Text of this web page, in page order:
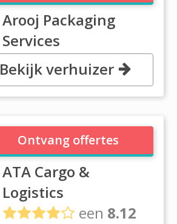
Arooj Packaging
Services
, P.O.Box: 122458, Dubai
Bekijk verhuizer
ATA Cargo & Logistics
ATA Cargo &
Logistics
een 8.12
Ontvang offertes